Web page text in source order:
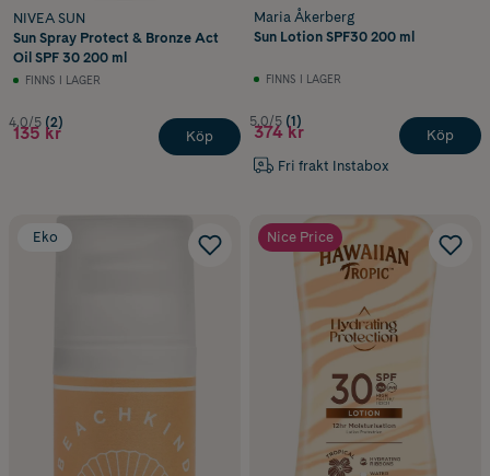
NIVEA SUN
Sun Spray Protect & Bronze Act
Oil SPF 30 200 ml
FINNS I LAGER
4.0/5 (2)
135 kr Köp
Maria Åkerberg
Sun Lotion SPF30 200 ml
FINNS I LAGER
5.0/5 (1)
374 kr
Fri frakt Instabox
Köp
Eko Nice Price